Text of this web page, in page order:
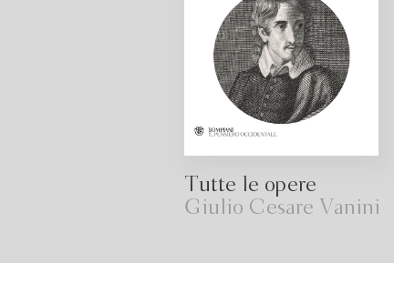
Tutte le opere
Giulio Cesare Vanini